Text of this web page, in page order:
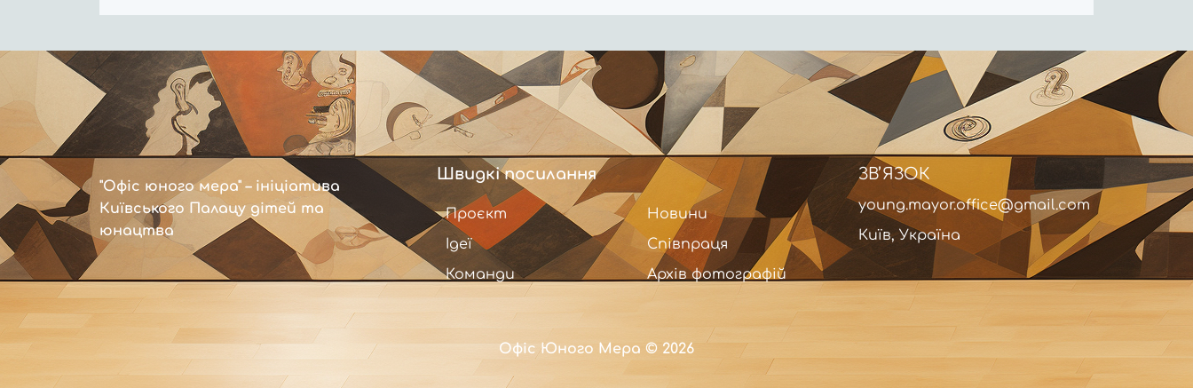
"Офіс юного мера" – ініціатива
Київського Палацу дітей та
юнацтва
Швидкі посилання
Проєкт
Ідеї
Команди
Новини
Співпраця
Архів фотографій
ЗВʼЯЗОК
young.mayor.office@gmail.com
Київ, Україна
Офіс Юного Мера © 2026